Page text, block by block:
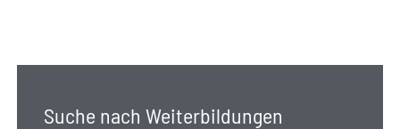
Suche nach Weiterbildungen